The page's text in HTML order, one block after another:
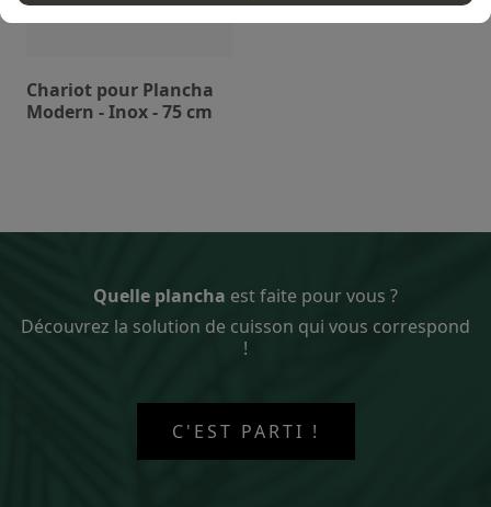
Chariot pour Plancha
Modern - Inox - 75 cm
Quelle plancha est faite pour vous ?
Découvrez la solution de cuisson qui vous correspond
!
C'EST PARTI !